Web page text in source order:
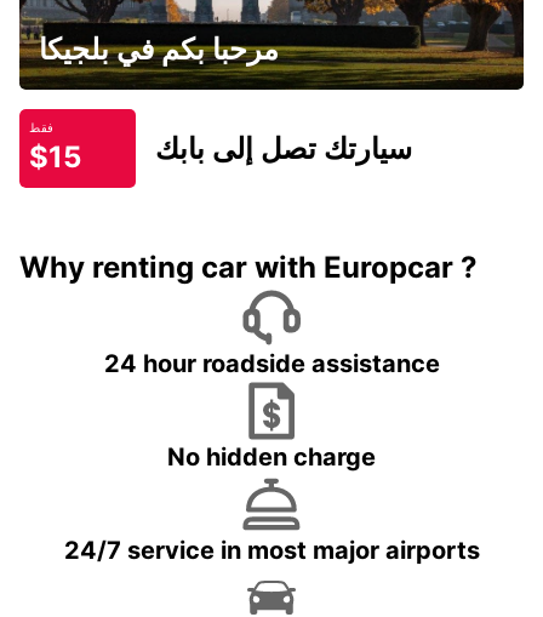
مرحبا بكم في بلجيكا
فقط
$15 سيارتك تصل إلى بابك
Why renting car with Europcar ?
24 hour roadside assistance
No hidden charge
24/7 service in most major airports